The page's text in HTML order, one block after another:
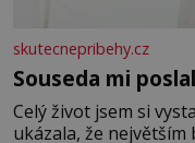
skutecnepribehy.cz
Souseda mi
Celý život jsem si
ukázala, že